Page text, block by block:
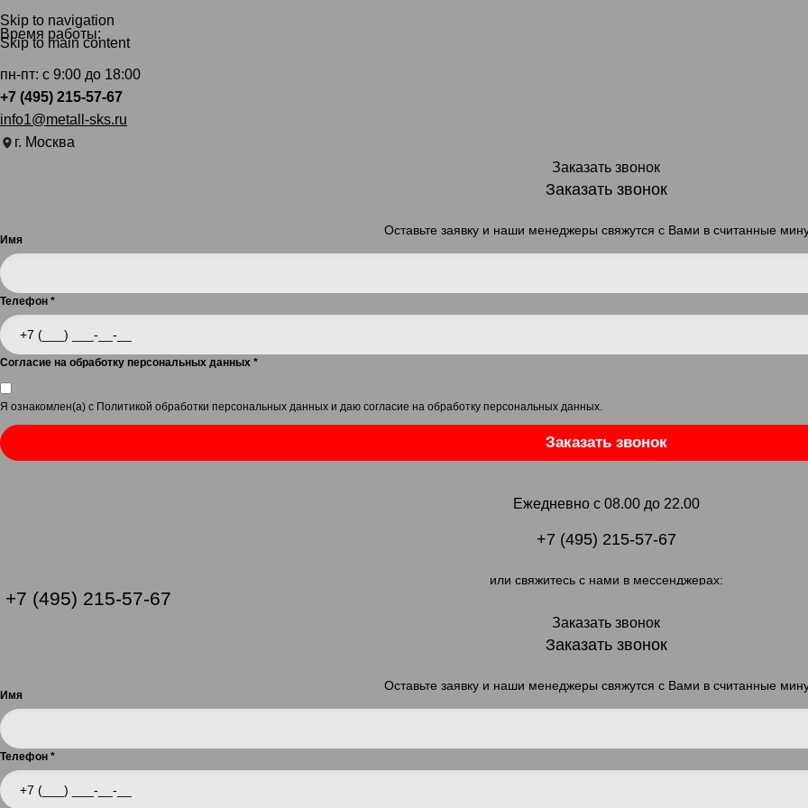
Skip to navigation
Skip to main content
Время работы:
пн-пт: с 9:00 до 18:00
+7 (495) 215-57-67
info1@metall-sks.ru
г. Москва
Заказать звонок
Заказать звонок
Оставьте заявку и наши менеджеры свяжутся с Вами в считанные
Имя
Телефон *
Согласие на обработку персональных данных *
Я ознакомлен(а) с Политикой обработки персональных данных и даю согласие на обработку персональных данных
Заказать звонок
Ежедневно с 08.00 до 22.00
+7 (495) 215-57-67
или свяжитесь с нами в мессенджерах:
+7 (495) 215-57-67
Заказать звонок
Заказать звонок
Оставьте заявку и наши менеджеры свяжутся с Вами в считанные
Имя
Телефон *